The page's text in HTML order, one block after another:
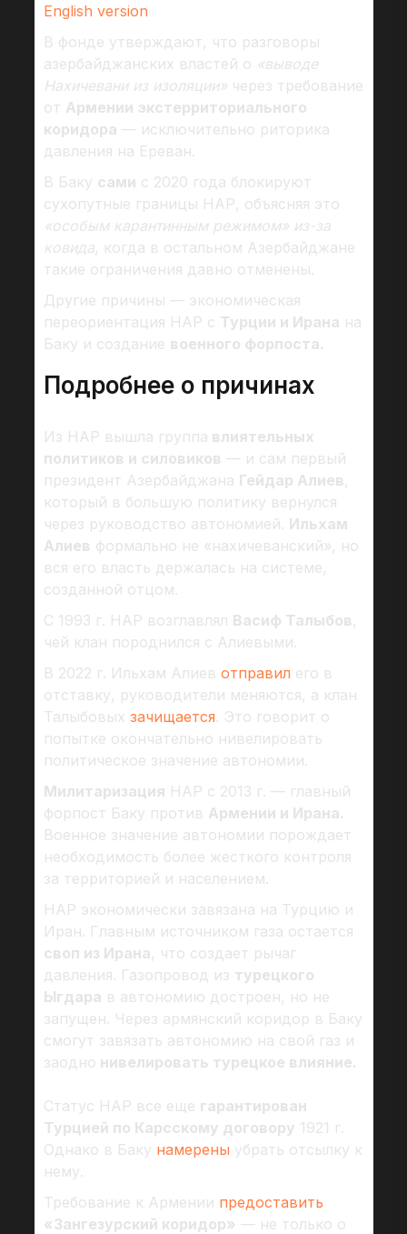
English version
В фонде утверждают, что разговоры
азербайджанских властей о «выводе
Нахичевани из изоляции» через требование
от Армении экстерриториального
коридора — исключительно риторика
давления на Ереван.
В Баку сами с 2020 года блокируют
сухопутные границы НАР, объясняя это
«особым карантинным режимом» из-за
ковида, когда в остальном Азербайджане
такие ограничения давно отменены.
Другие причины — экономическая
переориентация НАР с Турции и Ирана на
Баку и создание военного форпоста.
Подробнее о причинах
Из НАР вышла группа влиятельных
политиков и силовиков — и сам первый
президент Азербайджана Гейдар Алиев,
который в большую политику вернулся
через руководство автономией. Ильхам
Алиев формально не «нахичеванский», но
вся его власть держалась на системе,
созданной отцом.
С 1993 г. НАР возглавлял Васиф Талыбов,
чей клан породнился с Алиевыми.
В 2022 г. Ильхам Алиев отправил его в
отставку, руководители меняются, а клан
Талыбовых зачищается. Это говорит о
попытке окончательно нивелировать
политическое значение автономии.
Милитаризация НАР с 2013 г. — главный
форпост Баку против Армении и Ирана.
Военное значение автономии порождает
необходимость более жесткого контроля
за территорией и населением.
НАР экономически завязана на Турцию и
Иран. Главным источником газа остается
своп из Ирана, что создает рычаг
давления. Газопровод из турецкого
Ыгдара в автономию достроен, но не
запущен. Через армянский коридор в Баку
смогут завязать автономию на свой газ и
заодно нивелировать турецкое влияние.
Статус НАР все еще гарантирован
Турцией по Карсскому договору 1921 г.
Однако в Баку намерены убрать отсылку к
нему.
Требование к Армении предоставить
«Зангезурский коридор» — не только о